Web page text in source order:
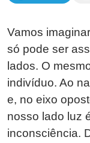
Vamos
só pode ser
lados. O
indivíduo. Ao
e, no eixo
nosso lado luz
inconsciência.